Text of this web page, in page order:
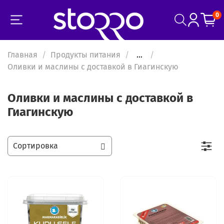
0
Главная Продукты питания
...
Оливки и маслины с доставкой в Гиагинскую
Оливки и маслины с доставкой в
Гиагинскую